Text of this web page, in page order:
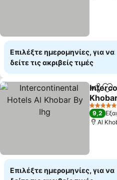
Επιλέξτε ημερομηνίες, για να
δείτε τις ακριβείς τιμές
5 Αστέρια
9,2
Al
Επιλέξτε ημερομηνίες, για να